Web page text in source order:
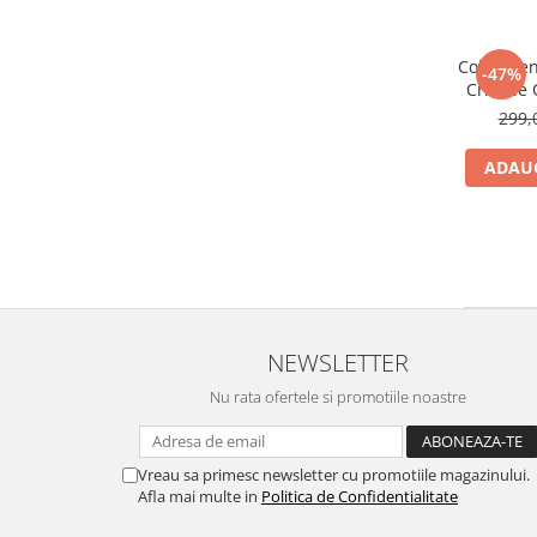
-47%
Colier
Cristale
NEWSLETTER
Nu rata ofertele si promotiile noastre
Vreau sa primesc newsletter cu promotiile magazinului.
Afla mai multe in Politica de Confidentialitate